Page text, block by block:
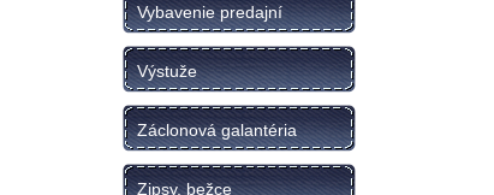
Vybavenie predajní
Výstuže
Záclonová galantéria
Zipsy, bežce